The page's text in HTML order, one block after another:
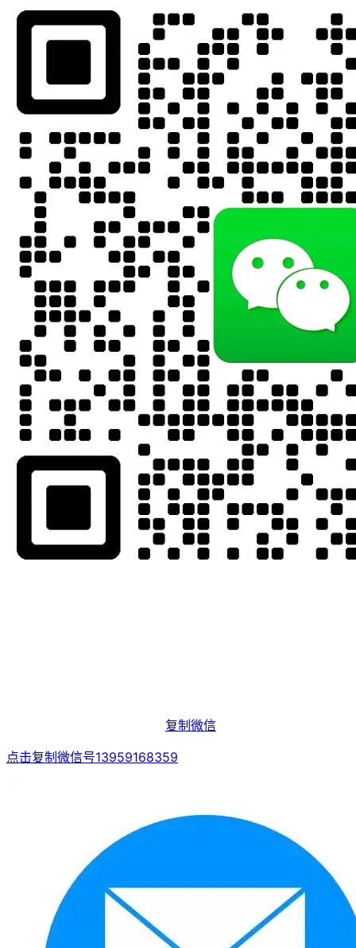
复制微信
点击复制微信号13959168359